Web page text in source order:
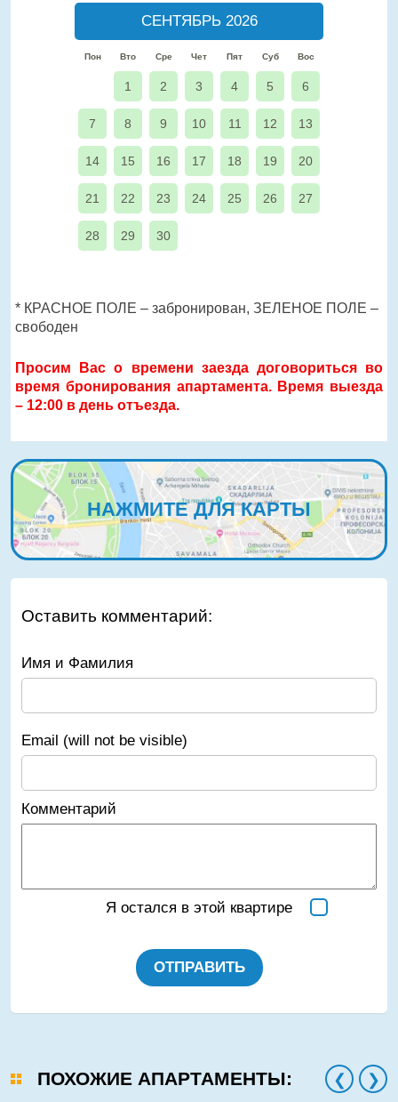
СЕНТЯБРЬ 2026
Пон Вто Сре Чет Пят Суб Вос
1 2 3 4 5 6
7 8 9 10 11 12 13
14 15 16 17 18 19 20
21 22 23 24 25 26 27
28 29 30
* КРАСНОЕ ПОЛЕ – забронирован, ЗЕЛЕНОЕ ПОЛЕ –
свободен
Просим Вас о времени заезда договориться во
время бронирования апартамента. Время выезда
– 12:00 в день отъезда.
НАЖМИТЕ ДЛЯ КАРТЫ
Оставить комментарий:
Имя и Фамилия
Email (will not be visible)
Комментарий
Я остался в этой квартире
ОТПРАВИТЬ
ПОХОЖИЕ АПАРТАМЕНТЫ: